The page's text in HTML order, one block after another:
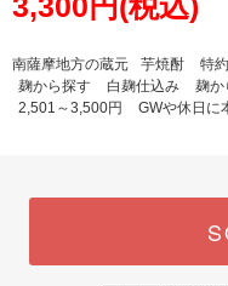
南薩摩地方の蔵元 芋焼酎 特
麹から探す
白麹仕込み 麹か
2,501～3,500円
GWや休日に